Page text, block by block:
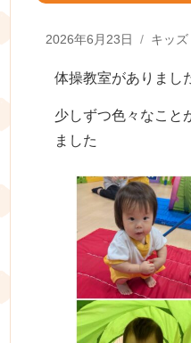
Posted
2026年6月23日 キッ
体操教室がありまし
少しずつ色々なこと
ました